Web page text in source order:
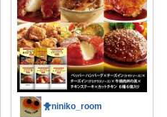
🐥niniko_room